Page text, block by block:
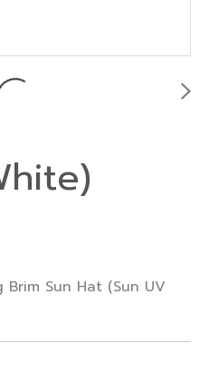
Brim Sun Hat (Sun UV